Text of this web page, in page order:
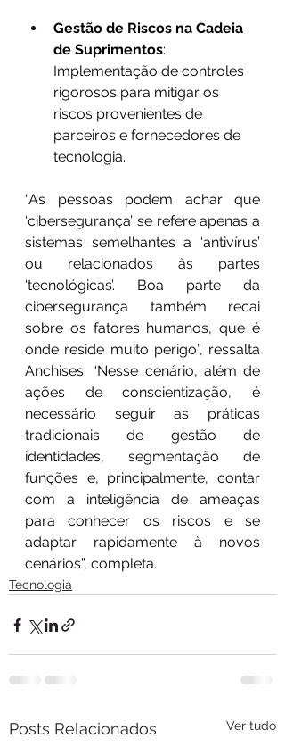
Gestão de Riscos na Cadeia
de Suprimentos:
Implementação de controles
rigorosos para mitigar os
riscos provenientes de
parceiros e fornecedores de
tecnologia.
“As pessoas podem achar que
‘cibersegurança’ se refere apenas a
sistemas semelhantes a ‘antivírus’
ou relacionados às partes
‘tecnológicas’. Boa parte da
cibersegurança também recai
sobre os fatores humanos, que é
onde reside muito perigo”, ressalta
Anchises. “Nesse cenário, além de
ações de conscientização, é
necessário seguir as práticas
tradicionais de gestão de
identidades, segmentação de
funções e, principalmente, contar
com a inteligência de ameaças
para conhecer os riscos e se
adaptar rapidamente à novos
cenários”, completa.
Tecnologia
Posts Relacionados Ver tudo